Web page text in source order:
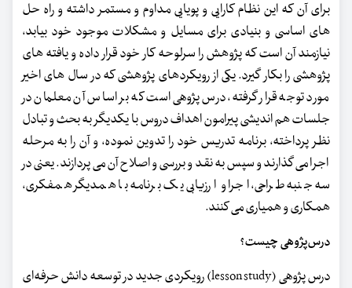
برای آن که این نظام کارایی و پویایی مداوم و مستمر داشته و راه حل
های اساسی و بنیادی برای مسایل و مشکلات موجود خود بیابد،
نیازمند آن است که پژوهش را سرلوحه کار خود قرار داده و یافته های
پژوهشی را بکار گیرد. یکی از رویکردهای پژوهشی که در سال های اخیر
مورد توجه قرار گرفته، درس پژوهی است که بر اساس آن معلمان در
جلسات هم اندیشی پیرامون اهداف دروس با یکدیگر به بحث و تبادل
نظر پرداخته، برنامه تدریس خود را تدوین نموده، و آن را به مرحله
اجرا می گذارند و سپس به نقد و بررسی و اصلاح آن می پردازند. یعنی در
سه جنبه طراحی، اجرا و ارزیابی یک برنامه با همدیگر همفکری،
همکاری و همیاری می کنند.
درس‌پژوهی چیست؟
درس پژوهی (lesson study) رویکردی جدید در توسعه دانش حرفه‌ای